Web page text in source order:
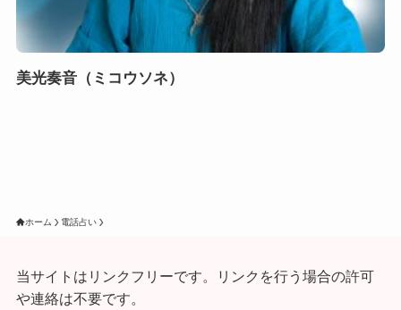
美光奏音（ミコウソネ）
ホーム 電話占い
当サイトはリンクフリーです。リンクを行う場合の許可
や連絡は不要です。